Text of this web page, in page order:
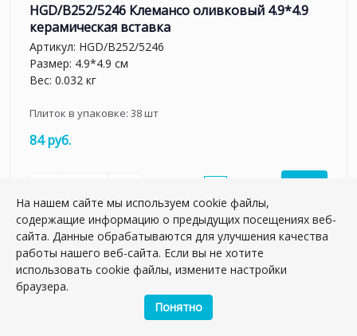
HGD/B252/5246 Клемансо оливковый 4.9*4.9
керамическая вставка
Артикул: HGD/B252/5246
Размер: 4.9*4.9 см
Вес: 0.032 кг
Плиток в упаковке: 38шт
84 руб.
На нашем сайте мы используем cookie файлы,
содержащие информацию о предыдущих посещениях веб-
сайта. Данные обрабатываются для улучшения качества
работы нашего веб-сайта. Если вы не хотите
использовать cookie файлы, измените настройки
браузера.
Понятно